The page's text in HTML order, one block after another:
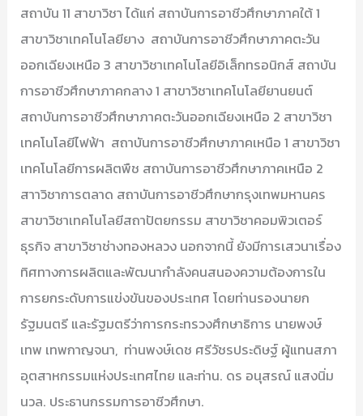
สถาบัน 11 สาขาวิชา ได้แก่ สถาบันการอาชีวศึกษาภาคใต้ 1
สาขาวิชาเทคโนโลยียาง สถาบันการอาชีวศึกษาภาคตะวัน
ออกเฉียงเหนือ 3 สาขาวิชาเทคโนโลยีอิเล็กทรอนิกส์ สถาบัน
การอาชีวศึกษาภาคกลาง 1 สาขาวิชาเทคโนโลยียานยนต์
สถาบันการอาชีวศึกษาภาคตะวันออกเฉียงเหนือ 2 สาขาวิชา
เทคโนโลยีไฟฟ้า สถาบันการอาชีวศึกษาภาคเหนือ 1 สาขาวิชา
เทคโนโลยีการผลิตพืช สถาบันการอาชีวศึกษาภาคเหนือ 2
สาาวิชาการตลาด สถาบันการอาชีวศึกษากรุงเทพมหานคร
สาขาวิชาเทคโนโลยีสถาปัตยกรรม สาขาวิชาคอมพิวเตอร์
ธุรกิจ สาขาวิชาช่างทองหลวง นอกจากนี้ ยังมีการเสวนาเรื่อง
ทิศทางการผลิตและพัฒนากำลังคนสนองความต้องการใน
การยกระดับการแข่งขันของประเทศ โดยท่านรองนายก
รัฐมนตรี และรัฐมตรีว่าการกระทรวงศึกษาธิการ นายพงษ์
เทพ เทพกาญจนา, ท่านพงษ์เดช ศรีวัชรประดิษฐ์ ผู้แทนสภา
อุตสาหกรรมแห่งประเทศไทย และท่าน. ดร อนุสรณ์ แสงนิ่ม
นวล. ประธานกรรมการอาชีวศึกษา.